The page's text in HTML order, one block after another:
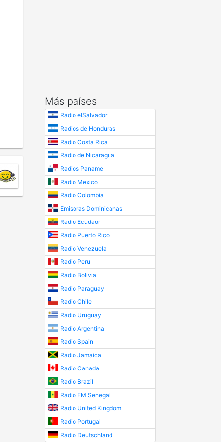
Más países
Radio elSalvador
Radios de Honduras
Radio Costa Rica
Radio de Nicaragua
Radios Paname
Radio Mexico
Radio Colombia
Emisoras Dominicanas
Radio Ecudaor
Radio Puerto Rico
Radio Venezuela
Radio Peru
Radio Bolivia
Radio Paraguay
Radio Chile
Radio Uruguay
Radio Argentina
Radio Spain
Radio Jamaica
Radio Canada
Radio Brazil
Radio FM Senegal
Radio United Kingdom
Radio Portugal
Radio Deutschland